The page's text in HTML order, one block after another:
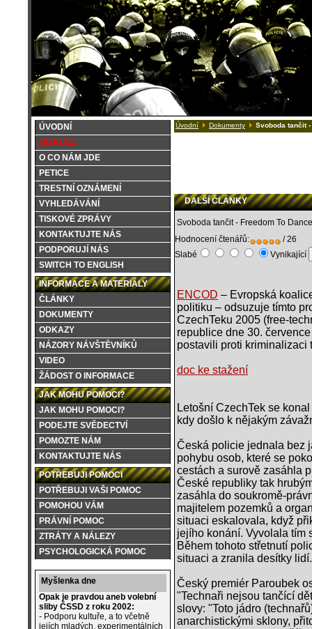
ÚVODNÍ
DISKUZE
O CO NÁM JDE
PETICE
TRESTNÍ OZNÁMENÍ
VYHLEDÁVÁNÍ
TISKOVÉ ZPRÁVY
KONTAKTUJTE NÁS
PODPORUJÍ NÁS
SWITCH TO ENGLISH
INFORMACE A MATERIÁLY
ČLÁNKY
DOKUMENTY
ODKAZY
NÁZORY NÁVŠTĚVNÍKŮ
VIDEO
ŽÁDOST O INFORMACE
JAK MOHU POMOCI?
JAK MOHU POMOCI?
PODEJTE SVĚDECTVÍ
POMOZTE NÁM
KONTAKTUJTE NÁS
POTŘEBUJI POMOCI
POTŘEBUJI VAŠI POMOC
POMOHOU VÁM
PRÁVNÍ POMOC
ZTRÁTY A NÁLEZY
PSYCHOLOGICKÁ POMOC
Myšlenka dne
Opak je pravdou aneb volební
sliby ČSSD z roku 2002:
- Podporu kultuře, a to včetně
jejích mladých, experimentálních
Úvodní Dokumenty Svoboda tančit -
DALŠÍ ČLÁNKY
Svoboda tančit - Freedom To Dance
Hodnocení čtenářů:
/ 26
Slabé
Vynikající
ENCOD – Evropská
politiku – odsuzuje tímto
CzechTeku 2005 (free-
republice dne 30.
postavili proti kriminalizaci
doc ke stažení
Letošní CzechTek se
kdy došlo k nějakým
Česká policie jednala bez
pohybu osob, které se
cestách a surově zasáhla
České republiky tak
zasáhla do soukromě-
majitelem pozemků a
situaci eskalovala, když
jejího konání. Vyvolala tím
Během tohoto střetnutí
situaci a zranila desítky lidí.
Český premiér Paroubek
"Technaři nejsou tančící
slovy: "Toto jádro
anarchistickými sklony,